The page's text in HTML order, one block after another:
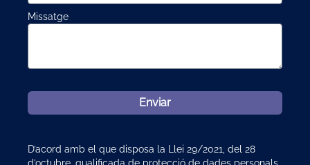
Missatge
Enviar
D’acord amb el que disposa la Llei 29/2021, del 28